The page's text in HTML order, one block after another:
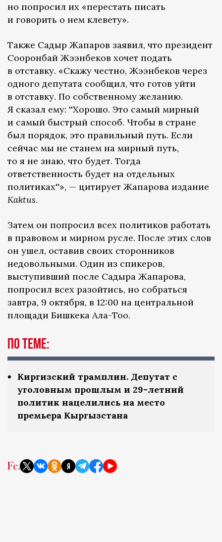
но попросил их «перестать писать
и говорить о нем клевету».
Также Садыр Жапаров заявил, что президент
Сооронбай Жээнбеков хочет подать
в отставку. «Скажу честно, Жээнбеков через
одного депутата сообщил, что готов уйти
в отставку. По собственному желанию.
Я сказал ему: ''Хорошо. Это самый мирный
и самый быстрый способ. Чтобы в стране
был порядок, это правильный путь. Если
сейчас мы не станем на мирный путь,
то я не знаю, что будет. Тогда
ответственность будет на отдельных
политиках''», — цитирует Жапарова издание
Kaktus.
Затем он попросил всех политиков работать
в правовом и мирном русле. После этих слов
он ушел, оставив своих сторонников
недовольными. Один из спикеров,
выступивший после Садыра Жапарова,
попросил всех разойтись, но собраться
завтра, 9 октября, в 12:00 на центральной
площади Бишкека Ала-Тоо.
По теме:
Киргизский трамплин. Депутат с
уголовным прошлым и 29-летний
политик нацелились на место
премьера Кыргызстана